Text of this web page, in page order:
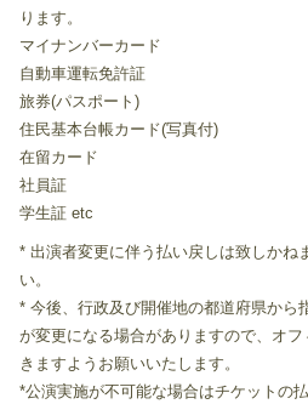
ります。
マイナンバーカード
自動車運転免許証
旅券(パスポート)
住⺠基本台帳カード(写真付)
在留カード
社員証
学生証 etc
* 出演者変更に伴う払い戻しは致しかね
い。
* 今後、行政及び開催地の都道府県から
が変更になる場合がありますので、オ
きますようお願いいたします。
*公演実施が不可能な場合はチケットの